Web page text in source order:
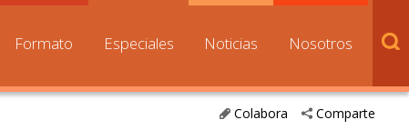
Formato Especiales Noticias Nosotros
Comparte
Colabora